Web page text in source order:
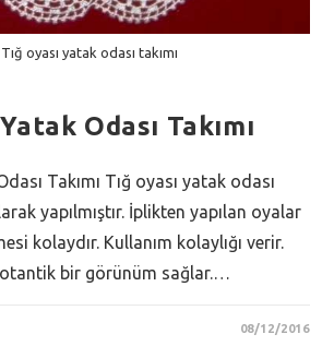
Tığ oyası yatak odası takımı
Odası Takımı
Takımı Tığ oyası yatak odası
yapılmıştır. İplikten yapılan oyalar
kolaydır. Kullanım kolaylığı verir.
otantik bir görünüm sağlar.…
08/12/2016